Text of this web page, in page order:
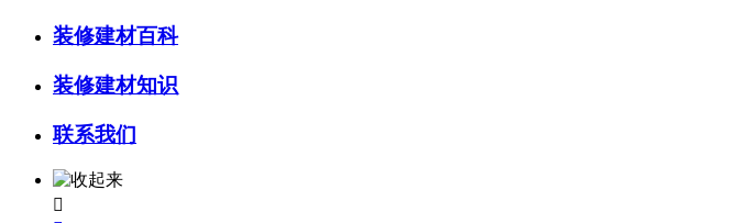
装修建材百科
装修建材知识
联系我们
